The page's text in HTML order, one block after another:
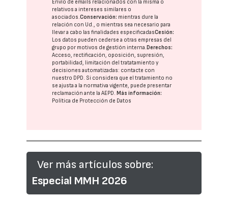
Envío de emails relacionados con la misma o
relativos a intereses similares o
asociados.Conservación: mientras dure la
relación con Ud., o mientras sea necesario para
llevar a cabo las finalidades especificadasCesión:
Los datos pueden cederse a otras empresas del
grupo por motivos de gestión interna. Derechos:
Acceso, rectificación, oposición, supresión,
portabilidad, limitación del tratatamiento y
decisiones automatizadas: contacte con
nuestro DPD. Si considera que el tratamiento no
se ajusta a la normativa vigente, puede presentar
reclamación ante laAEPD. Más información:
Política de Protección de Datos
Ver más artículos sobre:
Especial MMH 2026